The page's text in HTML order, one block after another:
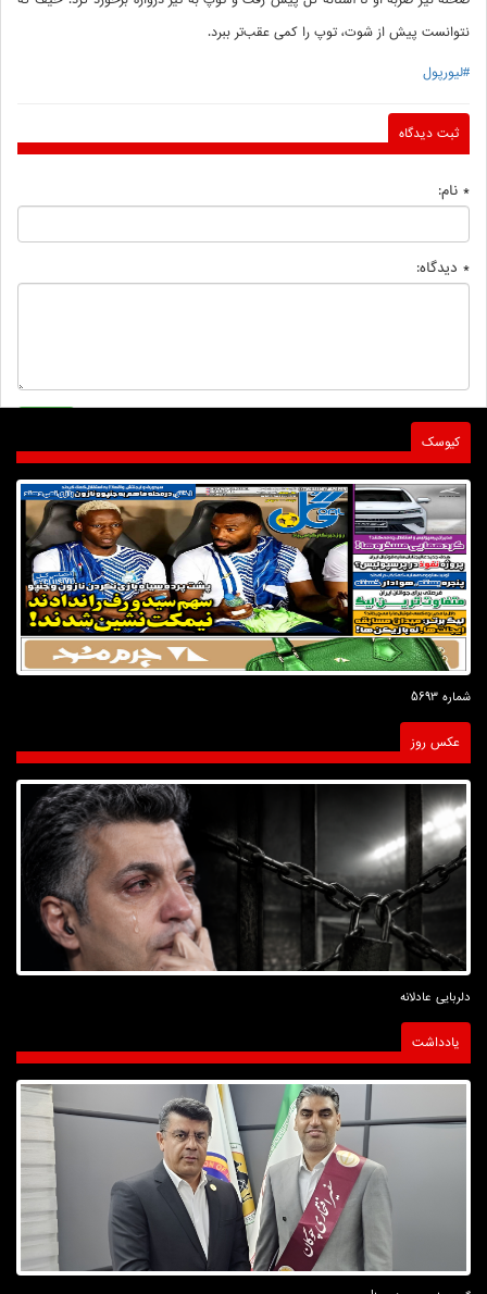
نتوانست پیش از شوت، توپ را کمی عقب‌تر ببرد.
#لیورپول
ثبت دیدگاه
* نام:
* دیدگاه:
کیوسک
شماره 5693
عکس روز
دلربایی عادلانه
یادداشت